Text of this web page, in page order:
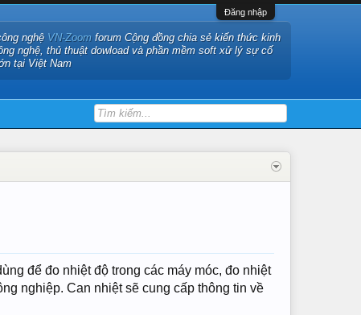
Đăng nhập
nghệ VN-Zoom forum Cộng đồng chia sẻ kiến thức kinh
nghệ, thủ thuật dowload và phần mềm soft xử lý sự cố
tại Việt Nam
để đo nhiệt độ trong các máy móc, đo nhiệt
nghiệp. Can nhiệt sẽ cung cấp thông tin về